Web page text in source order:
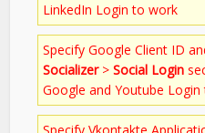
LinkedIn Login to work
Specify Google Client ID
Socializer>Social Login
Google and Youtube